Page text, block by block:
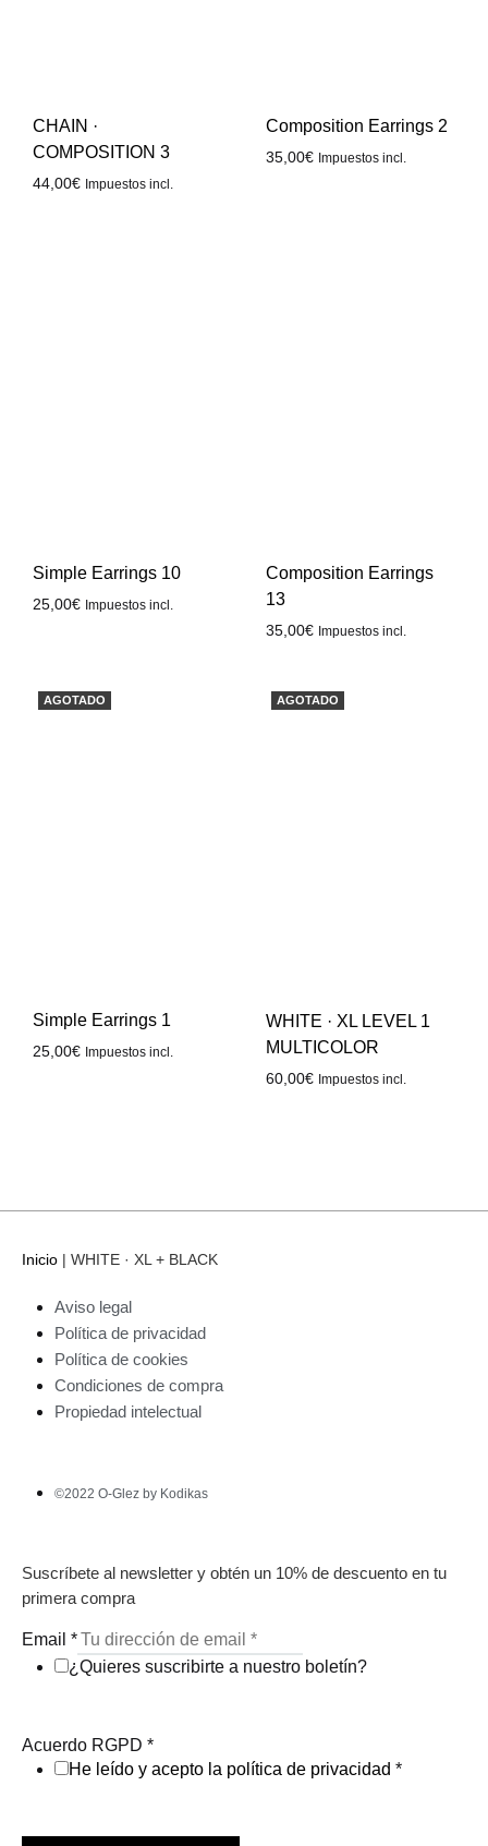
CHAIN ·
COMPOSITION 3
44,00€ Impuestos incl.
Composition Earrings 2
35,00€ Impuestos incl.
Simple Earrings 10
25,00€ Impuestos incl.
Composition Earrings
13
35,00€ Impuestos incl.
AGOTADO
Simple Earrings 1
25,00€ Impuestos incl.
AGOTADO
WHITE · XL LEVEL 1
MULTICOLOR
60,00€ Impuestos incl.
Inicio | WHITE · XL + BLACK
Aviso legal
Política de privacidad
Política de cookies
Condiciones de compra
Propiedad intelectual
©2022 O-Glez by Kodikas
Suscríbete al newsletter y obtén un 10% de descuento en tu
primera compra
Email *
¿Quieres suscribirte a nuestro boletín?
Acuerdo RGPD *
He leído y acepto la política de privacidad *